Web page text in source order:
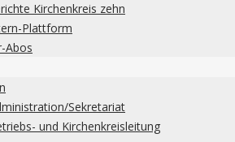
Kirchenkreis zehn
Plattform
Abos
Sekretariat
und Kirchenkreisleitung